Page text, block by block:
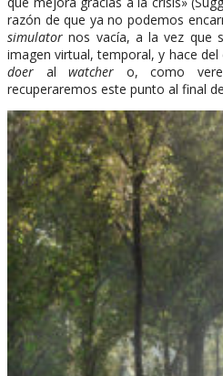
razón de que ya no podemos
simulator nos vacía, a la vez que
imagen virtual, temporal, y hace
doer alwatcher o, como
recuperaremos este punto al final